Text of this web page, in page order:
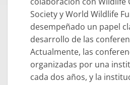
Society y World Wildlife
desempeñado un papel
desarrollo de las
Actualmente, las
organizadas por una
cada dos años, y la